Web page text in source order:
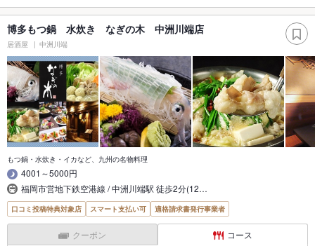
博多もつ鍋 水炊き なぎの木 中洲川端店
居酒屋 中洲川端
もつ鍋・水炊き・イカなど、九州の名物料理
4001～5000円
福岡市営地下鉄空港線 / 中洲川端駅 徒歩2分(12…
口コミ投稿特典対象店 スマート支払い可 適格請求書発行事業者
クーポン コース